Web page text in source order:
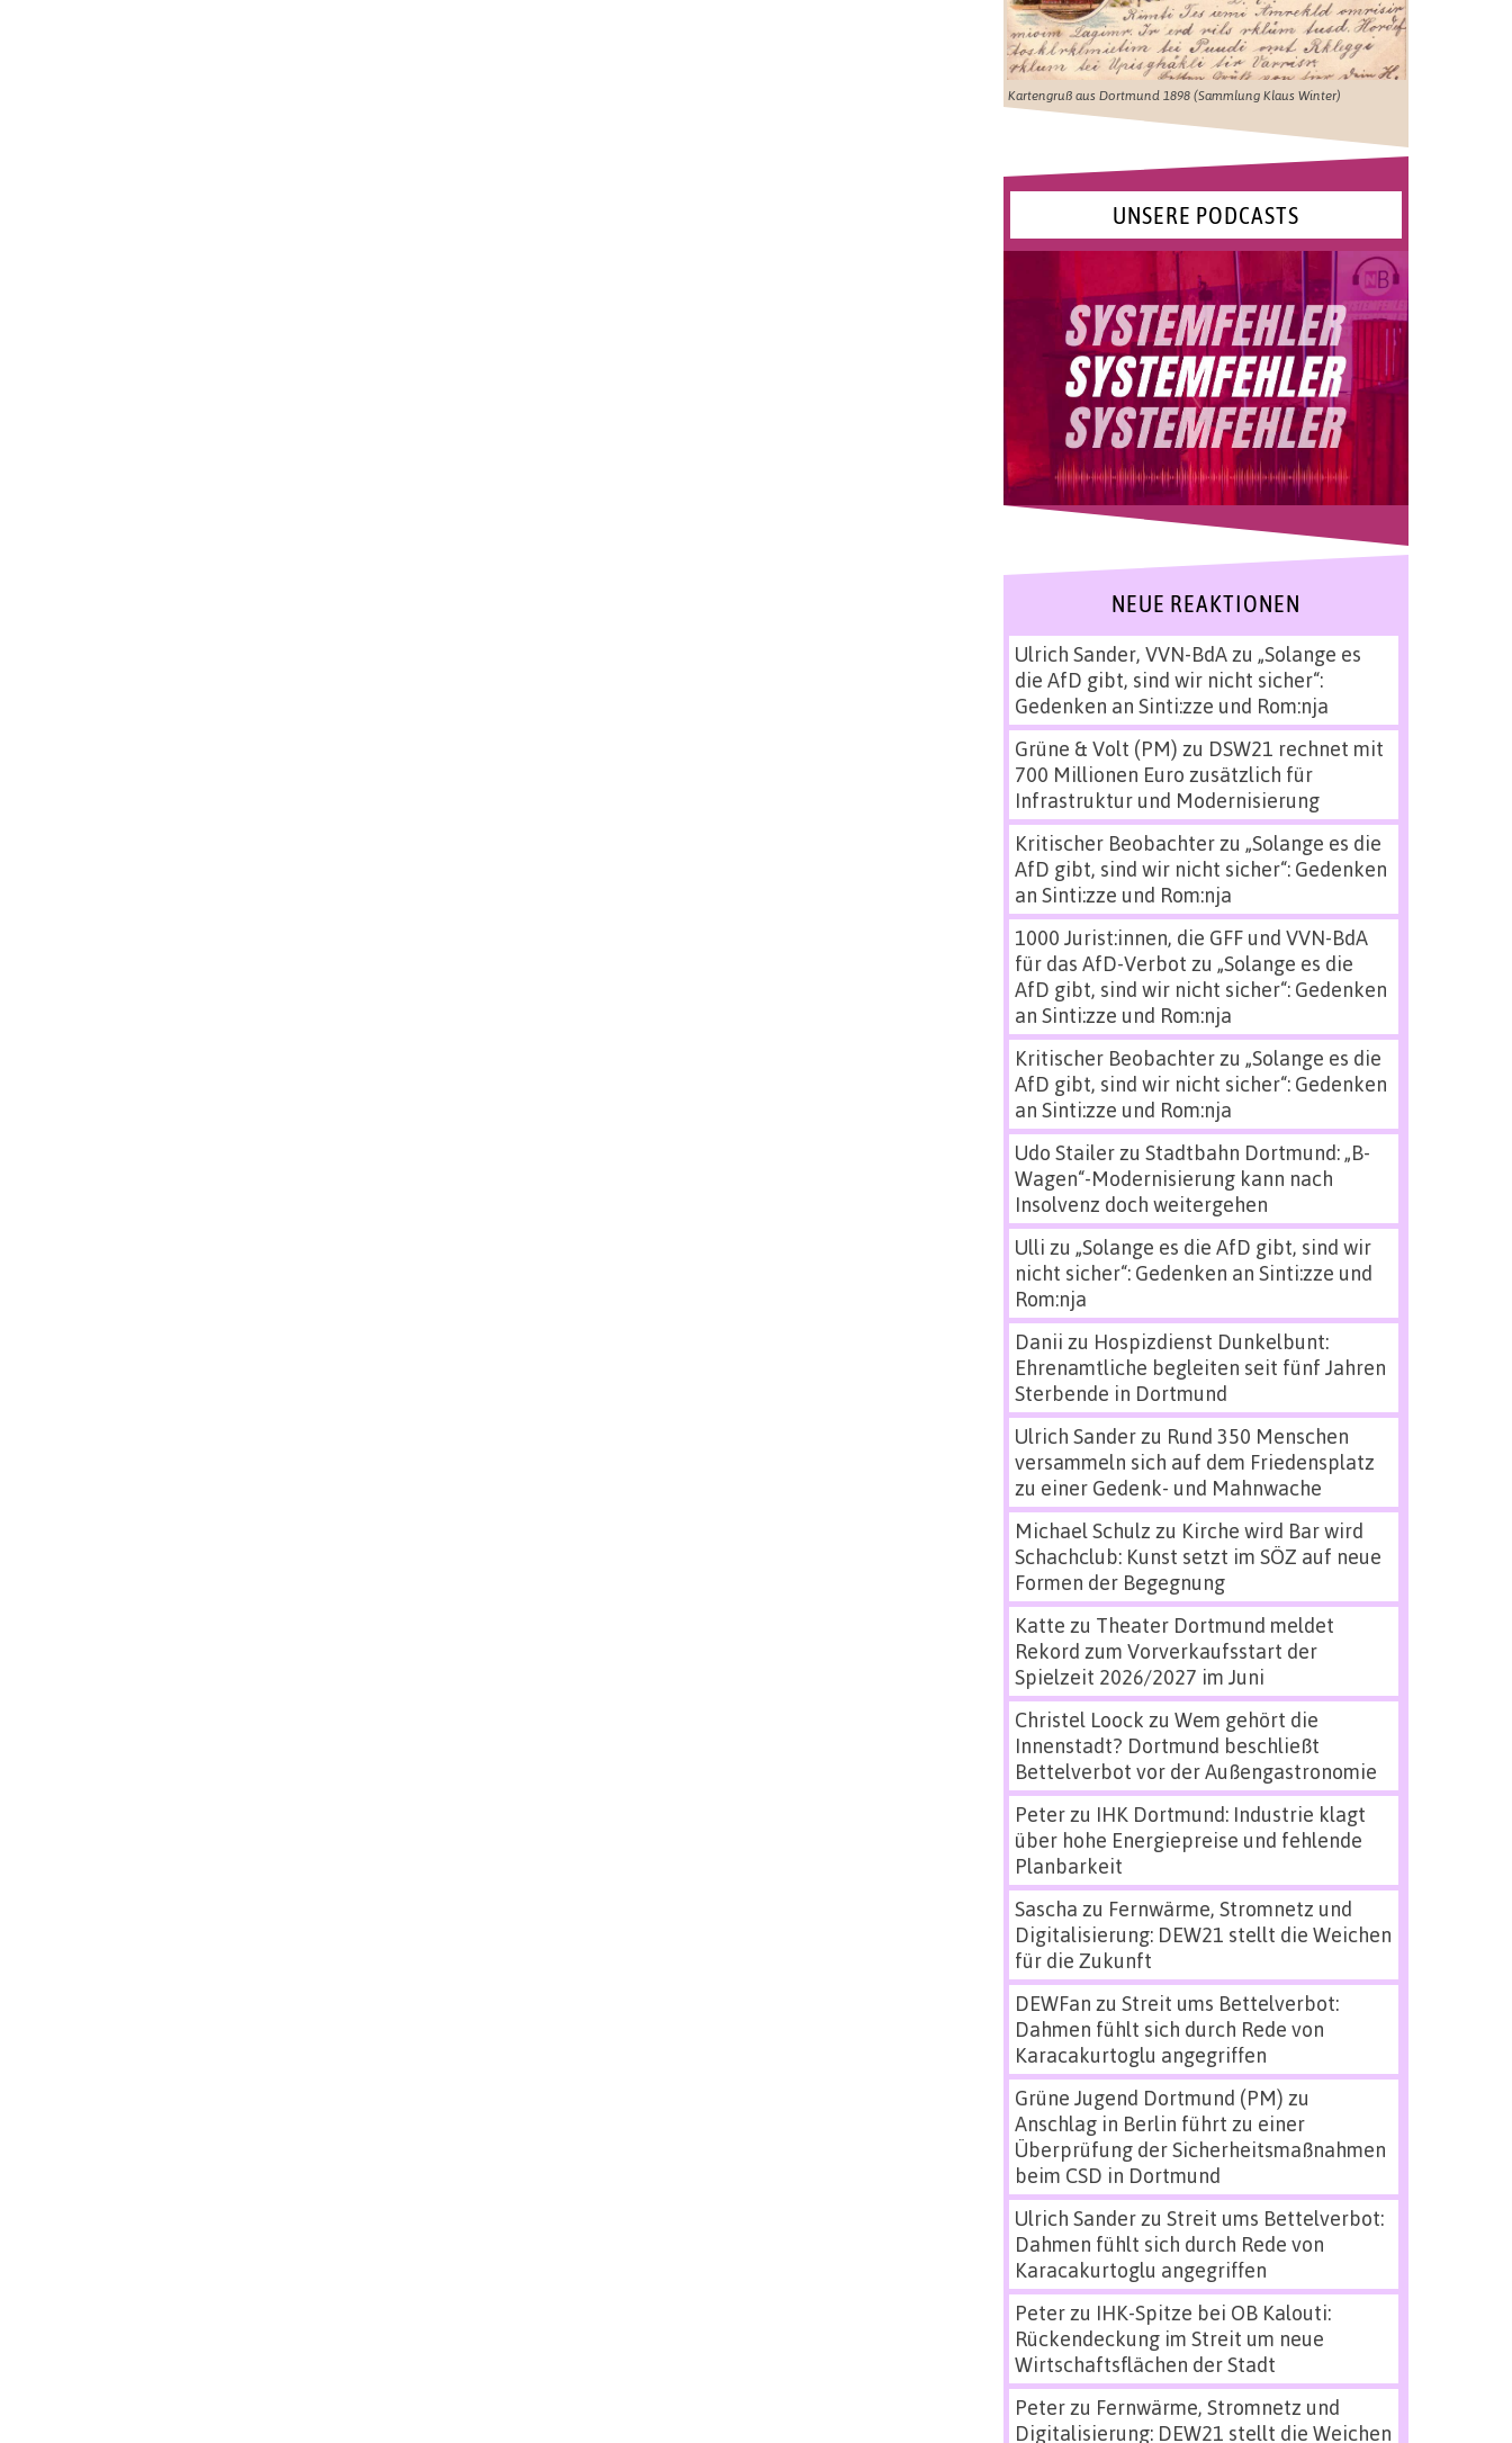
Kartengruß aus Dortmund 1898 (Sammlung Klaus Winter)
UNSERE PODCASTS
NEUE REAKTIONEN
Ulrich Sander, VVN-BdAzu „Solange es
die AfD gibt, sind wir nicht sicher“:
Gedenken an Sinti:zze und Rom:nja
Grüne & Volt (PM) zu DSW21 rechnet mit
700 Millionen Euro zusätzlich für
Infrastruktur und Modernisierung
Kritischer Beobachterzu „Solange es die
AfD gibt, sind wir nicht sicher“: Gedenken
an Sinti:zze und Rom:nja
1000 Jurist:innen, die GFF und VVN-BdA
für das AfD-Verbot zu „Solange es die
AfD gibt, sind wir nicht sicher“: Gedenken
an Sinti:zze und Rom:nja
Kritischer Beobachterzu „Solange es die
AfD gibt, sind wir nicht sicher“: Gedenken
an Sinti:zze und Rom:nja
Udo Stailerzu Stadtbahn Dortmund: „B-
Wagen“-Modernisierung kann nach
Insolvenz doch weitergehen
Ulli zu „Solange es die AfD gibt, sind wir
nicht sicher“: Gedenken an Sinti:zze und
Rom:nja
Danii zu Hospizdienst Dunkelbunt:
Ehrenamtliche begleiten seit fünf Jahren
Sterbende in Dortmund
Ulrich Sanderzu Rund 350 Menschen
versammeln sich auf dem Friedensplatz
zu einer Gedenk- und Mahnwache
Michael Schulz zu Kirche wird Bar wird
Schachclub: Kunst setzt im SÖZ auf neue
Formen der Begegnung
Katte zu Theater Dortmund meldet
Rekord zum Vorverkaufsstart der
Spielzeit 2026/2027 im Juni
Christel Loock zu Wem gehört die
Innenstadt? Dortmund beschließt
Bettelverbot vor der Außengastronomie
Peterzu IHK Dortmund: Industrie klagt
über hohe Energiepreise und fehlende
Planbarkeit
Sascha zu Fernwärme, Stromnetz und
Digitalisierung: DEW21 stellt die Weichen
für die Zukunft
DEWFan zu Streit ums Bettelverbot:
Dahmen fühlt sich durch Rede von
Karacakurtoglu angegriffen
Grüne Jugend Dortmund (PM) zu
Anschlag in Berlin führt zu einer
Überprüfung der Sicherheitsmaßnahmen
beim CSD in Dortmund
Ulrich Sanderzu Streit ums Bettelverbot:
Dahmen fühlt sich durch Rede von
Karacakurtoglu angegriffen
Peterzu IHK-Spitze bei OB Kalouti:
Rückendeckung im Streit um neue
Wirtschaftsflächen der Stadt
Peterzu Fernwärme, Stromnetz und
Digitalisierung: DEW21 stellt die Weichen